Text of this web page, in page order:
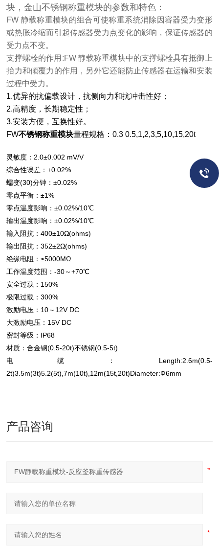
块，金山不锈钢称重模块的参数和特色：
FW 静载称重模块的组合可使称重系统消除因容器受力变形
或热胀冷缩而引起传感器受力点变化的影响，保证传感器的
受力点不变。
支撑螺栓的作用:FW 静载称重模块中的支撑螺栓具有抵御上
抬力和倾覆力的作用，另外它还能防止传感器在运输和安装
过程中受力。
1.优异的抗偏载设计，抗侧向力和抗冲击性好；
2.高精度，长期稳定性；
3.安装方便，互换性好。
FW不锈钢称重模块量程规格：0.3 0.5,1,2,3,5,10,15,20t
灵敏度：2.0±0.002 mV/V
综合性误差：±0.02%
蠕变(30)分钟：±0.02%
零点平衡：±1%
零点温度影响：±0.02%/10℃
输出温度影响：±0.02%/10℃
输入阻抗：400±10Ω(ohms)
输出阻抗：352±2Ω(ohms)
绝缘电阻：≥5000MΩ
工作温度范围：-30～+70℃
安全过载：150%
极限过载：300%
激励电压：10～12V DC
大激励电压：15V DC
密封等级：IP68
材质：合金钢(0.5-20t)不锈钢(0.5-5t)
电缆：Length:2.6m(0.5-
2t)3.5m(3t)5.2(5t),7m(10t),12m(15t,20t)Diameter:Ф6mm
产品咨询